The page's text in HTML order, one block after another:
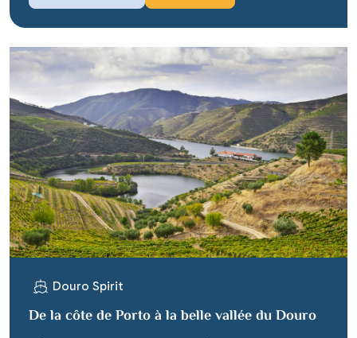
Douro Spirit
De la côte de Porto à la belle vallée du Douro